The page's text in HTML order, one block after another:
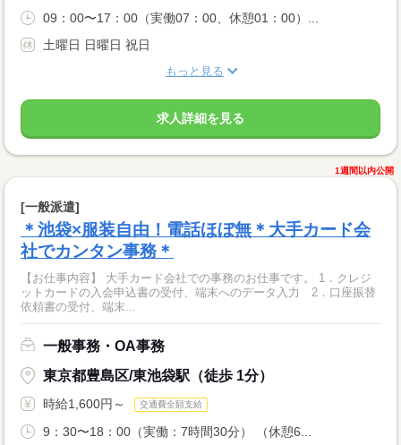
09：00〜17：00（実働07：00、休憩01：00）...
土曜日 日曜日 祝日
もっと見る
求人詳細を見る
1週間以内公開
[一般派遣]
＊池袋×服装自由！電話ほぼ無＊大手カード会
社でカンタン事務＊
【お仕事内容】 大手カード会社での事務のお仕事です。 1．クレジ
ットカードの入会申込書の受付、端末へのデータ入力 2．口座振替
依頼書の受付、端末...
一般事務・OA事務
東京都豊島区/東池袋駅（徒歩 1分）
時給1,600円～ 交通費全額支給
9：30〜18：00（実働：7時間30分） （休憩6...